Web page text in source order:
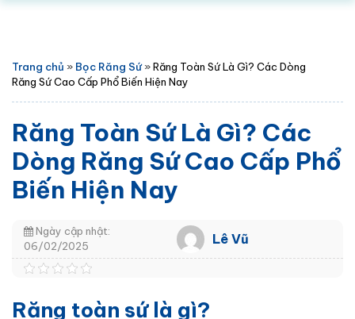
Trang chủ » Bọc Răng Sứ»Răng Toàn Sứ Là Gì? Các Dòng
Răng Sứ Cao Cấp Phổ Biến Hiện Nay
Răng Toàn Sứ Là Gì? Các
Dòng Răng Sứ Cao Cấp Phổ
Biến Hiện Nay
Ngày cập nhật:
06/02/2025
Lê Vũ
Răng toàn sứ là gì?